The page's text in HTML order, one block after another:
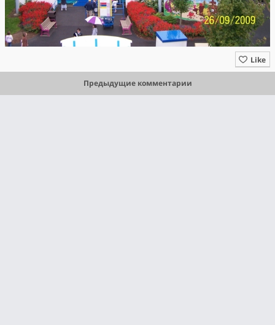
Like
Предыдущие комментарии